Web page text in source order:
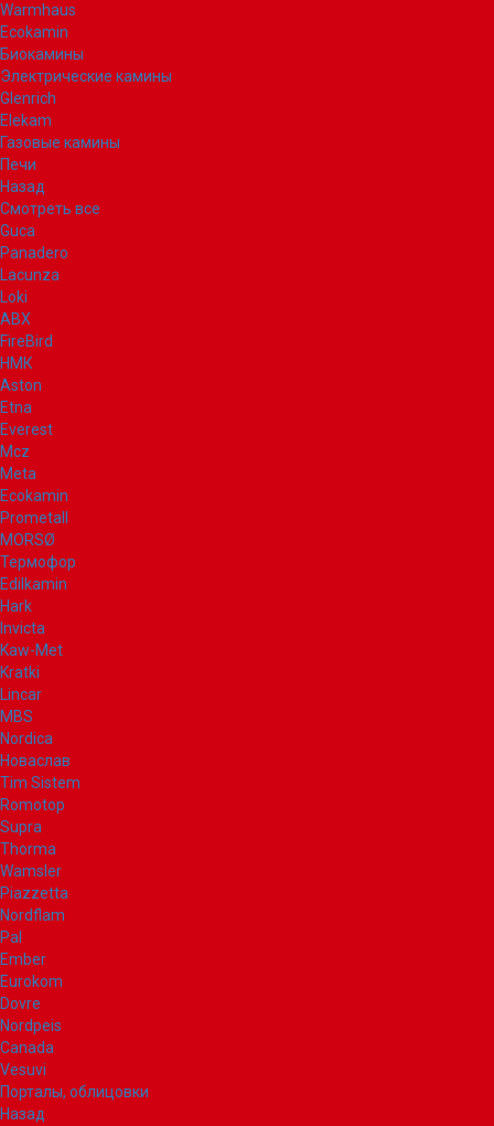
Warmhaus
Ecokamin
Биокамины
Электрические камины
Glenrich
Elekam
Газовые камины
Печи
Назад
Смотреть все
Guca
Panadero
Lacunza
Loki
ABX
FireBird
НМК
Aston
Etna
Everest
Mcz
Meta
Ecokamin
Prometall
MORSØ
Термофор
Edilkamin
Hark
Invicta
Kaw-Met
Kratki
Lincar
MBS
Nordica
Новаслав
Tim Sistem
Romotop
Supra
Thorma
Wamsler
Piazzetta
Nordflam
Pal
Ember
Eurokom
Dovre
Nordpeis
Canada
Vesuvi
Порталы, облицовки
Назад